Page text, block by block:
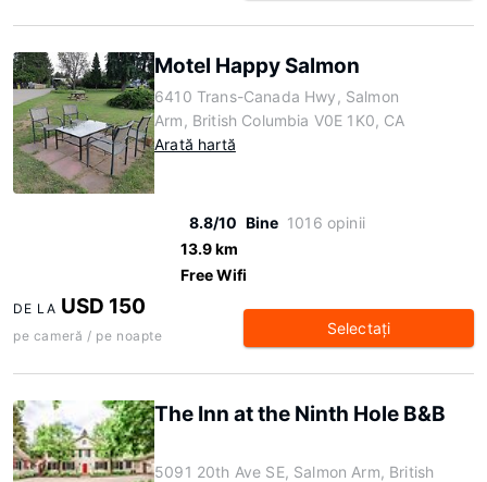
Motel Happy Salmon
6410 Trans-Canada Hwy, Salmon
Arm, British Columbia V0E 1K0, CA
Arată hartă
8.8/10 Bine 1016 opinii
13.9 km
Free Wifi
DE LA USD 150
pe cameră / pe noapte Selectaţi
The Inn at the Ninth Hole B&B
5091 20th Ave SE, Salmon Arm, British